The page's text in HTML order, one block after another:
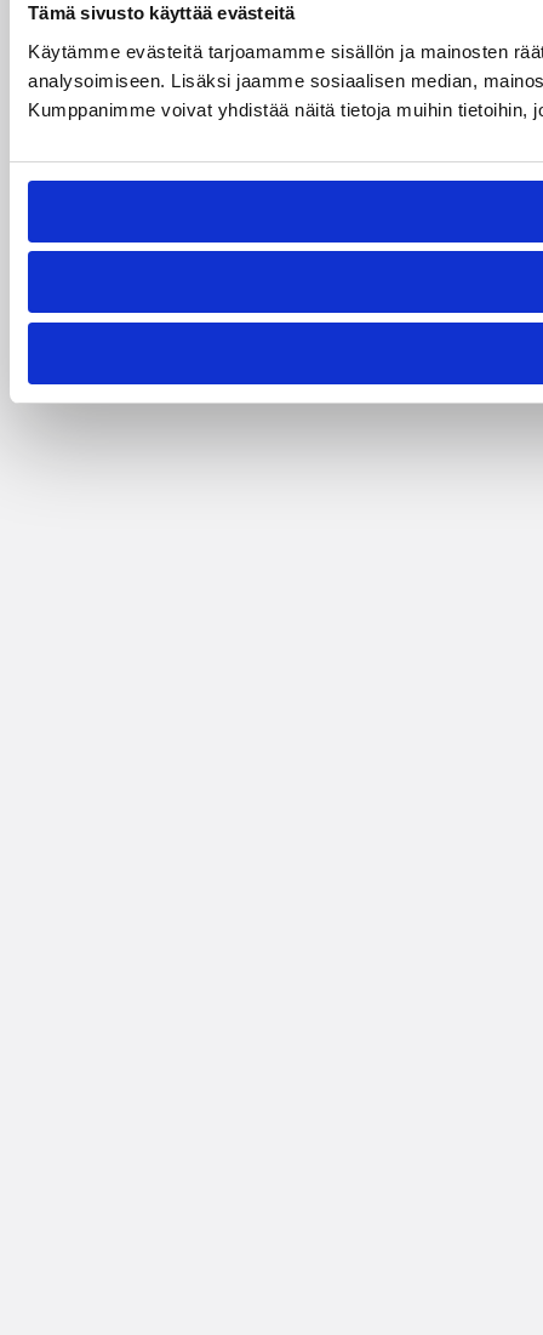
Tämä sivusto käyttää evästeitä
Käytämme evästeitä tarjoamamme sisällön ja mainosten
analysoimiseen. Lisäksi jaamme sosiaalisen median,
Kumppanimme voivat yhdistää näitä tietoja muihin tietoihin,